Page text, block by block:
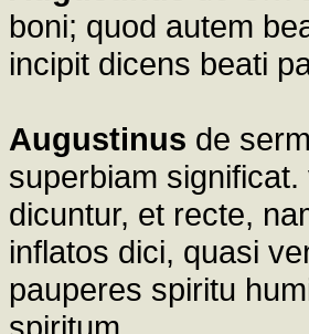
boni; quod autem
incipit dicens beati
Augustinus de
superbiam
dicuntur, et recte,
inflatos dici, quasi
pauperes spiritu